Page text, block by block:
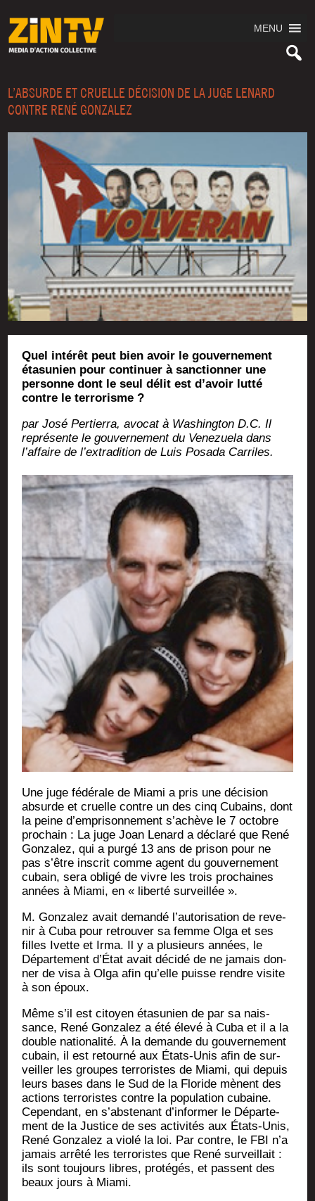
MENU
L’ABSURDE ET CRUELLE DÉCISION DE LA JUGE LENARD
CONTRE RENÉ GONZALEZ
Quel intérêt peut bien avoir le gouvernement
étasunien pour continuer à sanctionner une
personne dont le seul délit est d’avoir lutté
contre le terrorisme ?
par José Per­tier­ra, avo­cat à Washing­ton D.C. Il
repré­sente le gou­ver­ne­ment du Vene­zue­la dans
l’affaire de l’extradition de Luis Posa­da Carriles.
Une juge fédé­rale de Mia­mi a pris une déci­sion
absurde et cruelle contre un des cinq Cubains, dont
la peine d’emprisonnement s’achève le 7 octobre
pro­chain : La juge Joan Lenard a décla­ré que René
Gon­za­lez, qui a pur­gé 13 ans de pri­son pour ne
pas s’être ins­crit comme agent du gou­ver­ne­ment
cubain, sera obli­gé de vivre les trois pro­chaines
années à Mia­mi, en « liber­té surveillée ».
M. Gon­za­lez avait deman­dé l’autorisation de reve­
nir à Cuba pour retrou­ver sa femme Olga et ses
filles Ivette et Irma. Il y a plu­sieurs années, le
Dépar­te­ment d’État avait déci­dé de ne jamais don­
ner de visa à Olga afin qu’elle puisse rendre visite
à son époux.
Même s’il est citoyen éta­su­nien de par sa nais­
sance, René Gon­za­lez a été éle­vé à Cuba et il a la
double natio­na­li­té. À la demande du gou­ver­ne­ment
cubain, il est retour­né aux États-Unis afin de sur­
veiller les groupes ter­ro­ristes de Mia­mi, qui depuis
leurs bases dans le Sud de la Flo­ride mènent des
actions ter­ro­ristes contre la popu­la­tion cubaine.
Cepen­dant, en s’abstenant d’informer le Dépar­te­
ment de la Jus­tice de ses acti­vi­tés aux États-Unis,
René Gon­za­lez a vio­lé la loi. Par contre, le FBI n’a
jamais arrê­té les ter­ro­ristes que René sur­veillait :
ils sont tou­jours libres, pro­té­gés, et passent des
beaux jours à Miami.